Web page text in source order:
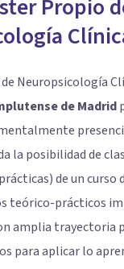
Propio
Neuropsicología
de Madrid
la posibilidad de
de un curso
teórico-prácticos
amplia trayectoria
para aplicar lo